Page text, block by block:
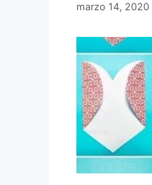
marzo 14, 2020